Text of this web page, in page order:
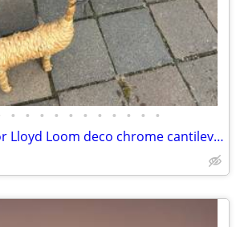
• • • • • • • • • • •
30's Kem Weber for Lloyd Loom deco chrome cantilever lounge chair A441